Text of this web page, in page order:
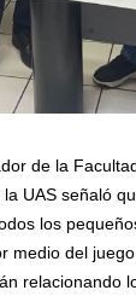
de la
UAS señaló
los
medio del
relacionando